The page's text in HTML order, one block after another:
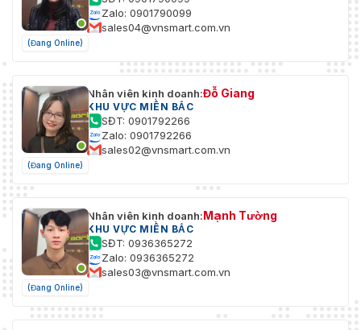
(Đang Online)
Zalo: 0901790099
sales04@vnsmart.com.vn
(Đang Online)
Nhân viên kinh doanh:Đỗ Giang
KHU VỰC MIỀN BẮC
SĐT: 0901792266
Zalo: 0901792266
sales02@vnsmart.com.vn
(Đang Online)
Nhân viên kinh doanh:Mạnh Tường
KHU VỰC MIỀN BẮC
SĐT: 0936365272
Zalo: 0936365272
sales03@vnsmart.com.vn